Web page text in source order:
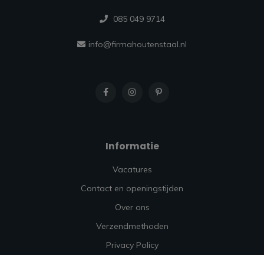
085 049 9714
info@firmahoutenstaal.nl
Informatie
Vacatures
Contact en openingstijden
Over ons
Verzendmethoden
Privacy Policy